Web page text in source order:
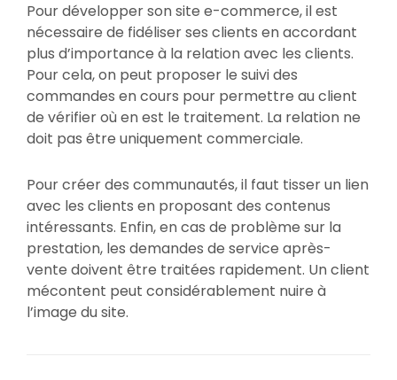
Pour développer son site e-commerce, il est
nécessaire de fidéliser ses clients en accordant
plus d’importance à la relation avec les clients.
Pour cela, on peut proposer le suivi des
commandes en cours pour permettre au client
de vérifier où en est le traitement. La relation ne
doit pas être uniquement commerciale.
Pour créer des communautés, il faut tisser un lien
avec les clients en proposant des contenus
intéressants. Enfin, en cas de problème sur la
prestation, les demandes de service après-
vente doivent être traitées rapidement. Un client
mécontent peut considérablement nuire à
l’image du site.